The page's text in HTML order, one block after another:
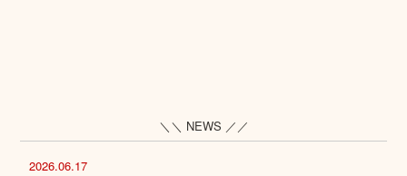
＼＼ NEWS ／／
2026.06.17